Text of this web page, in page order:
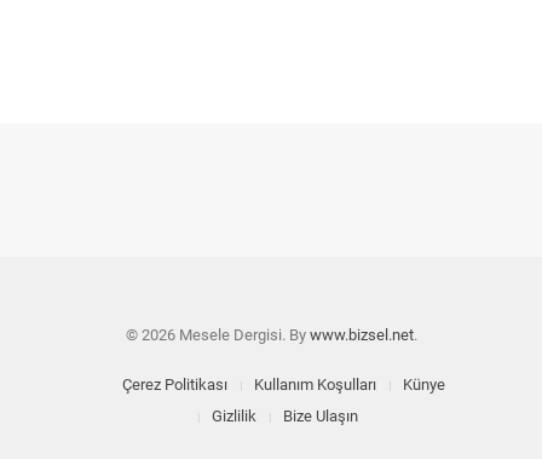
© 2026 Mesele Dergisi. By www.bizsel.net.
Çerez Politikası Kullanım Koşulları
Künye
Gizlilik
Bize Ulaşın